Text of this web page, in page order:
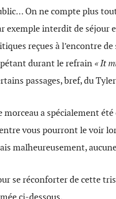
On ne compte plus
exemple interdit de séjour
reçues à l’encontre
durant le refrain « It
passages, bref, du
morceau a spécialement
vous pourront le voir
malheureusement,
se réconforter de cette
ci-dessous.